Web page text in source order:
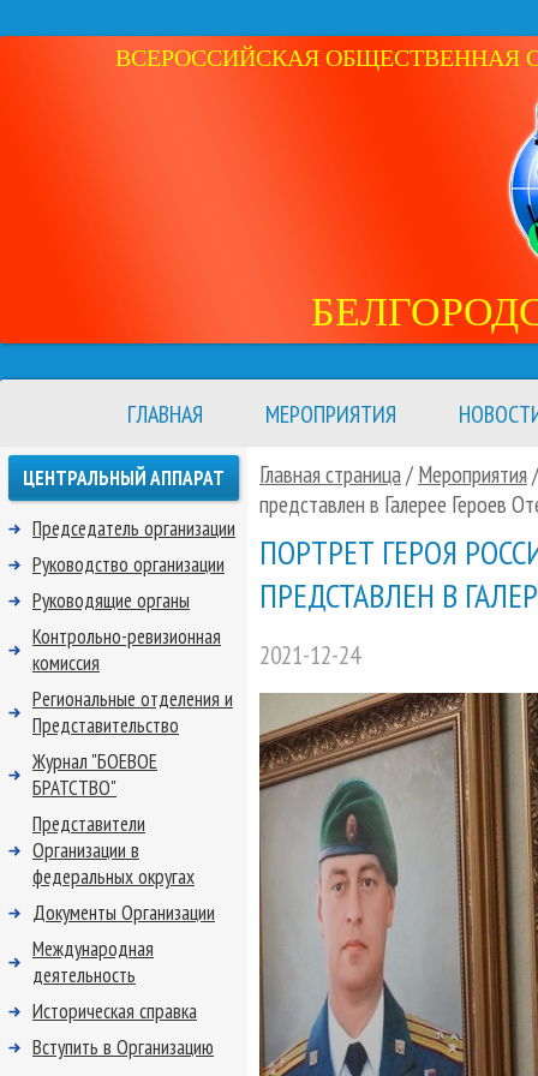
ВСЕРОССИЙСКАЯ ОБЩЕСТВЕННАЯ
ГЛАВНАЯ МЕРОПРИЯТИЯ
Главная страница/ Мероприятия
представлен в Галерее Героев
ПОРТРЕТ ГЕРОЯ
ПРЕДСТАВЛЕН В
2021-12-24
ЦЕНТРАЛЬНЫЙ АППАРАТ
Председатель организации
Руководство организации
Руководящие органы
Контрольно-ревизионная
комиссия
Региональные отделения и
Представительство
Журнал "БОЕВОЕ
БРАТСТВО"
Представители
Организации в
федеральных округах
Документы Организации
Международная
деятельность
Историческая справка
Вступить в Организацию